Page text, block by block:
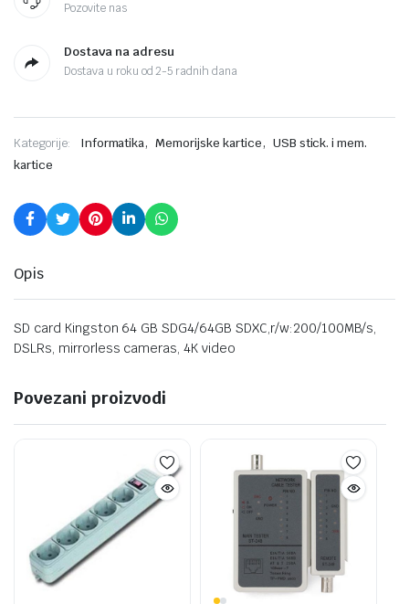
Pozovite nas
Dostava na adresu
Dostava u roku od 2-5 radnih dana
Kategorije: Informatika, Memorijske kartice, USB stick. i mem.
kartice
Opis
SD card Kingston 64 GB SDG4/64GB SDXC,r/w:200/100MB/s,
DSLRs, mirrorless cameras, 4K video
Povezani proizvodi